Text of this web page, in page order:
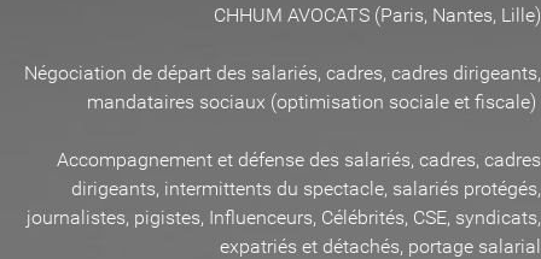
CHHUM AVOCATS (Paris, Nantes, Lille)
Négociation de départ des salariés, cadres, cadres dirigeants,
mandataires sociaux (optimisation sociale et fiscale)
Accompagnement et défense des salariés, cadres, cadres
dirigeants, intermittents du spectacle, salariés protégés,
journalistes, pigistes, Influenceurs, Célébrités, CSE, syndicats,
expatriés et détachés, portage salarial